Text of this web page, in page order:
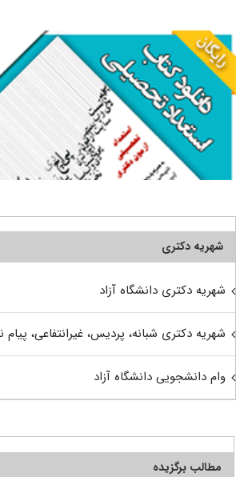
شهریه دکتری
شهریه دکتری دانشگاه آزاد
شهریه دکتری شبانه، پردیس، غیرانتفاعی، پیام
وام دانشجویی دانشگاه آزاد
مطالب برگزیده